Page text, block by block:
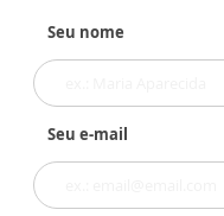
Seu nome
Seu e-mail